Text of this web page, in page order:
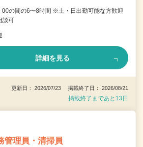
00の間の6〜8時間 ※土・日出勤可能な方歓迎
談可
詳細を見る
更新日： 2026/07/23 掲載終了日： 2026/08/21
掲載終了まであと13日
管理員・清掃員